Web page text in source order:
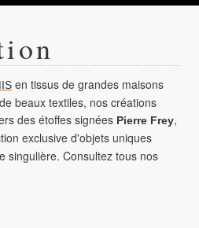
en tissus de grandes maisons
beaux textiles, nos créations
des étoffes signées Pierre Frey,
exclusive d'objets uniques
singulière. Consultez tous nos